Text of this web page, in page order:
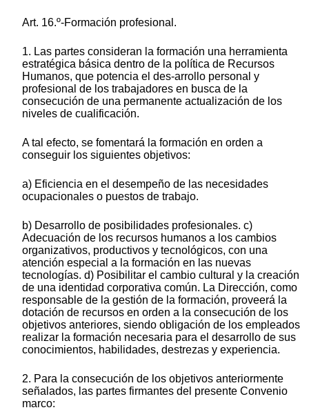
Art. 16.º-Formación profesional.
1. Las partes consideran la formación una herramienta
estratégica básica dentro de la política de Recursos
Humanos, que potencia el des-arrollo personal y
profesional de los trabajadores en busca de la
consecución de una permanente actualización de los
niveles de cualificación.
A tal efecto, se fomentará la formación en orden a
conseguir los siguientes objetivos:
a) Eficiencia en el desempeño de las necesidades
ocupacionales o puestos de trabajo.
b) Desarrollo de posibilidades profesionales. c)
Adecuación de los recursos humanos a los cambios
organizativos, productivos y tecnológicos, con una
atención especial a la formación en las nuevas
tecnologías. d) Posibilitar el cambio cultural y la creación
de una identidad corporativa común. La Dirección, como
responsable de la gestión de la formación, proveerá la
dotación de recursos en orden a la consecución de los
objetivos anteriores, siendo obligación de los empleados
realizar la formación necesaria para el desarrollo de sus
conocimientos, habilidades, destrezas y experiencia.
2. Para la consecución de los objetivos anteriormente
señalados, las partes firmantes del presente Convenio
marco: